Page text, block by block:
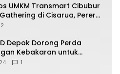
UMKM Transmart Cibubur
di Cisarua, Pererat
Kekompakan
2
Depok Dorong Perda
Kebakaran untuk
1